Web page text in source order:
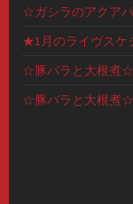
☆ガシラのアクア
★1月のライヴス
☆豚バラと大根煮☆
☆豚バラと大根煮☆